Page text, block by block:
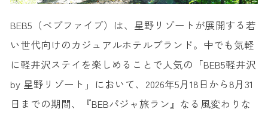
BEB5（ベブファイブ）は、星野リゾートが展開する若
い世代向けのカジュアルホテルブランド。中でも気軽
に軽井沢ステイを楽しめることで人気の「BEB5軽井沢
by 星野リゾート」において、2026年5月18日から8月31
日までの期間、『BEBパジャ旅ラン』なる風変わりな